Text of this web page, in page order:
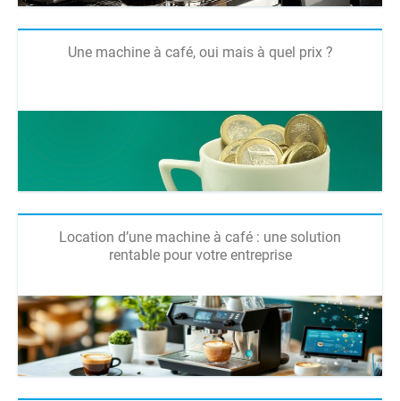
Une machine à café, oui mais à quel prix ?
Location d’une machine à café : une solution
rentable pour votre entreprise